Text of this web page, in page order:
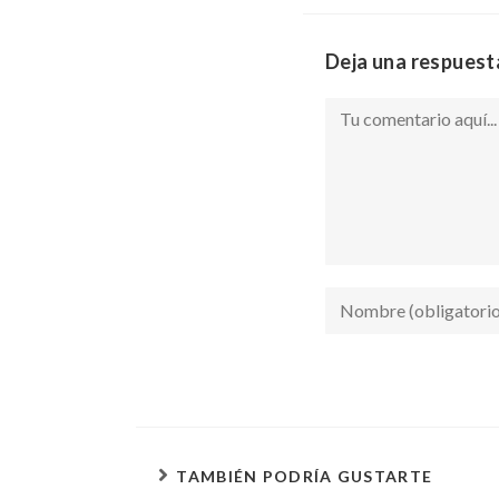
Deja una
TAMBIÉN PODRÍA GUSTARTE